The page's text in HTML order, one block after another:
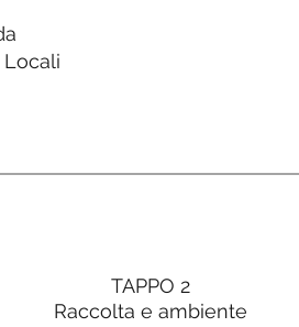
TAPPO 2
Raccolta e ambiente